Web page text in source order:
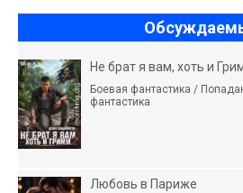
Не брат я вам, хоть и
Боевая фантастика /
фантастика
Любовь в Париже